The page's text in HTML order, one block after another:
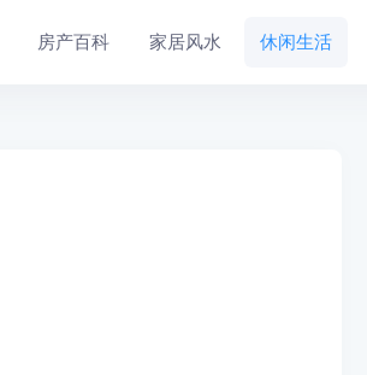
房产百科 家居风水 休闲生活